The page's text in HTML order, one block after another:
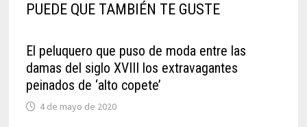
PUEDE QUE TAMBIÉN TE GUSTE
El peluquero que puso de moda entre las
damas del siglo XVIII los extravagantes
peinados de ‘alto copete’
4 de mayo de 2020